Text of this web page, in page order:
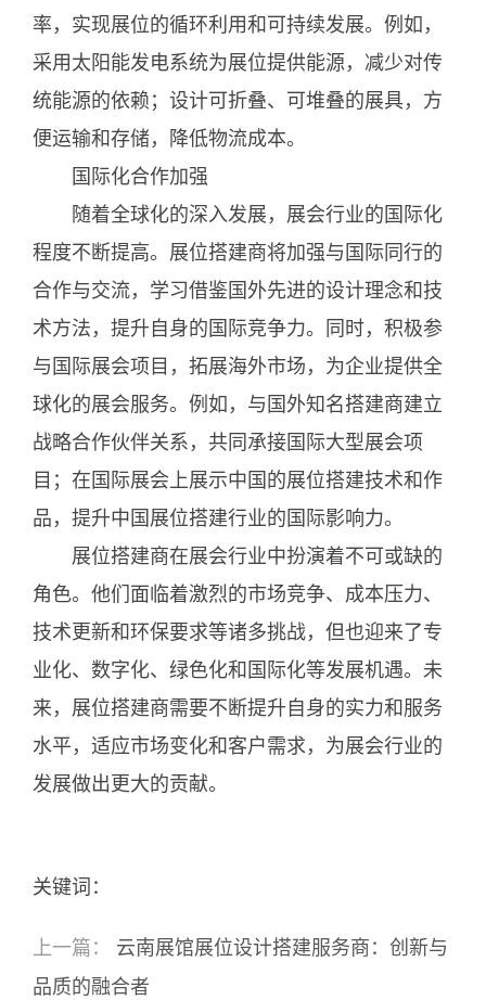
率，实现展位的循环利用和可持续发展。例如，
采用太阳能发电系统为展位提供能源，减少对传
统能源的依赖；设计可折叠、可堆叠的展具，方
便运输和存储，降低物流成本。
国际化合作加强
随着全球化的深入发展，展会行业的国际化
程度不断提高。展位搭建商将加强与国际同行的
合作与交流，学习借鉴国外先进的设计理念和技
术方法，提升自身的国际竞争力。同时，积极参
与国际展会项目，拓展海外市场，为企业提供全
球化的展会服务。例如，与国外知名搭建商建立
战略合作伙伴关系，共同承接国际大型展会项
目；在国际展会上展示中国的展位搭建技术和作
品，提升中国展位搭建行业的国际影响力。
展位搭建商在展会行业中扮演着不可或缺的
角色。他们面临着激烈的市场竞争、成本压力、
技术更新和环保要求等诸多挑战，但也迎来了专
业化、数字化、绿色化和国际化等发展机遇。未
来，展位搭建商需要不断提升自身的实力和服务
水平，适应市场变化和客户需求，为展会行业的
发展做出更大的贡献。
关键词：
上一篇：
云南展馆展位设计搭建服务商：创新与
品质的融合者